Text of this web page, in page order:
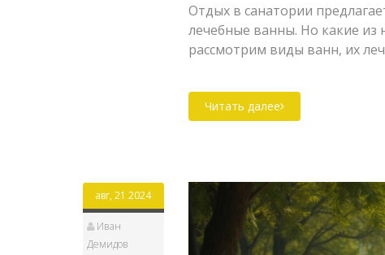
Отдых в санатории
лечебные ванны. Но какие из
рассмотрим виды ванн, их
Читать далее
авг, 21 2024
Иван
Демидов